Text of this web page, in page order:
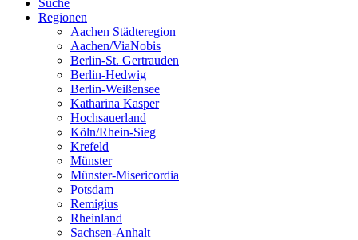
Suche
Regionen
Aachen Städteregion
Aachen/ViaNobis
Berlin-St. Gertrauden
Berlin-Hedwig
Berlin-Weißensee
Katharina Kasper
Hochsauerland
Köln/Rhein-Sieg
Krefeld
Münster
Münster-Misericordia
Potsdam
Remigius
Rheinland
Sachsen-Anhalt